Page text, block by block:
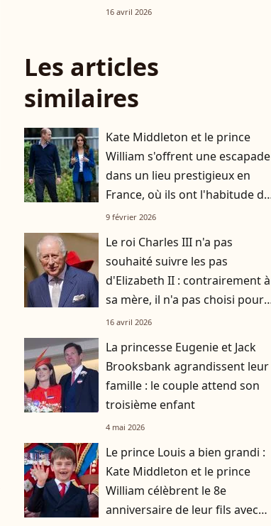
résidence ce monument de la
16 avril 2026
Les articles
similaires
Kate Middleton et le prince
William s'offrent une escapade
dans un lieu prestigieux en
France, où ils ont l'habitude de
se rendre avec leurs trois
9 février 2026
Le roi Charles III n'a pas
souhaité suivre les pas
d'Elizabeth II : contrairement à
sa mère, il n'a pas choisi pour
résidence ce monument de la
16 avril 2026
La princesse Eugenie et Jack
Brooksbank agrandissent leur
famille : le couple attend son
troisième enfant
4 mai 2026
Le prince Louis a bien grandi :
Kate Middleton et le prince
William célèbrent le 8e
anniversaire de leur fils avec